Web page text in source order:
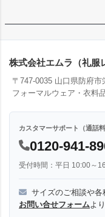
株式会社エムラ（礼服
〒747-0035 山口県防府
フォーマルウェア・衣料
カスタマーサポート（通話料
0120-941-
受付時間：平日 10:00～
サイズのご相談や各
お問い合せフォーム よ